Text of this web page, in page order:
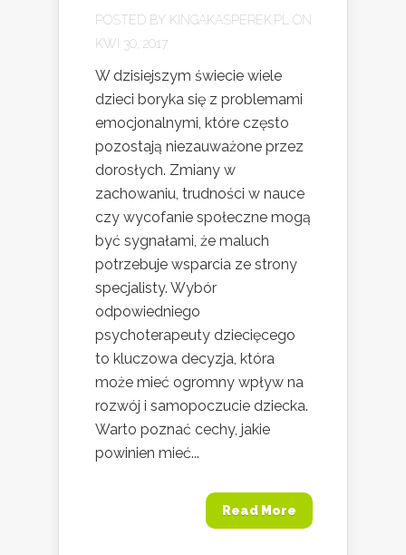
POSTED BY KINGAKASPEREK.PL
ON
KWI 30, 2017
W dzisiejszym świecie wiele
dzieci boryka się z problemami
emocjonalnymi, które często
pozostają niezauważone przez
dorosłych. Zmiany w
zachowaniu, trudności w nauce
czy wycofanie społeczne mogą
być sygnałami, że maluch
potrzebuje wsparcia ze strony
specjalisty. Wybór
odpowiedniego
psychoterapeuty dziecięcego
to kluczowa decyzja, która
może mieć ogromny wpływ na
rozwój i samopoczucie dziecka.
Warto poznać cechy, jakie
powinien mieć...
Read More